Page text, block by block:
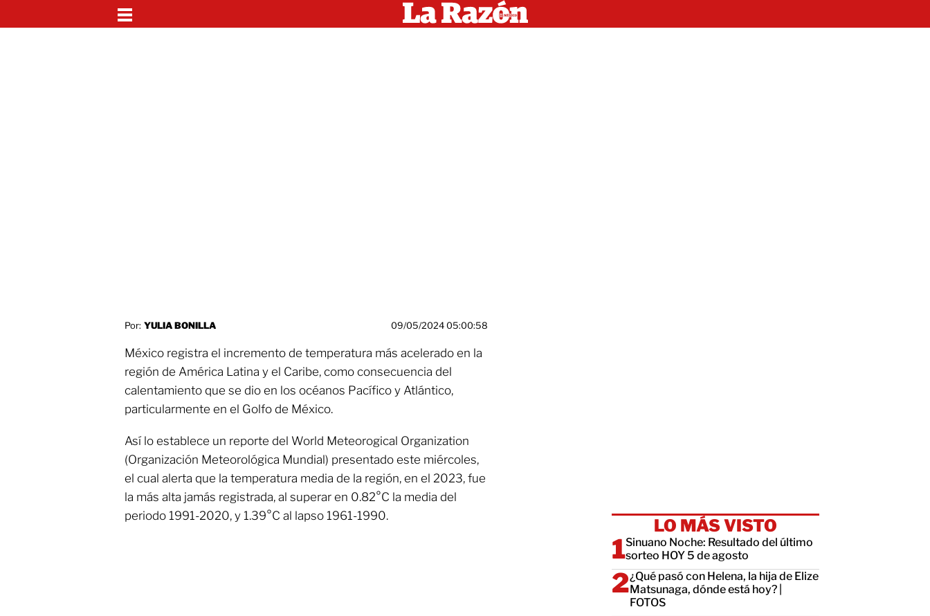
Por: YULIA BONILLA 09/05/2024 05:00:58
México registra el incremento de temperatura más acelerado en la
región de América Latina y el Caribe, como consecuencia del
calentamiento que se dio en los océanos Pacífico y Atlántico,
particularmente en el Golfo de México.
Así lo establece un reporte del World Meteorogical Organization
(Organización Meteorológica Mundial) presentado este miércoles,
el cual alerta que la temperatura media de la región, en el 2023, fue
la más alta jamás registrada, al superar en 0.82°C la media del
periodo 1991-2020, y 1.39°C al lapso 1961-1990.
LO MÁS VISTO
Sinuano Noche: Resultado del último
sorteo HOY 5 de agosto
¿Qué pasó con Helena, la hija de Elize
Matsunaga, dónde está hoy? |
FOTOS